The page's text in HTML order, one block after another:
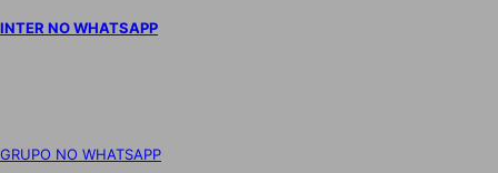
INTER NO WHATSAPP
GRUPO NO WHATSAPP